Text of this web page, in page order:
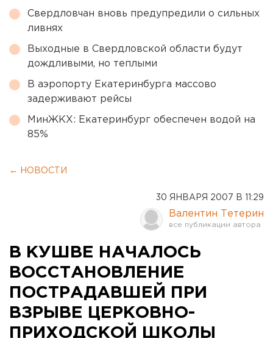
Свердловчан вновь предупредили о сильных
ливнях
Выходные в Свердловской области будут
дождливыми, но теплыми
В аэропорту Екатеринбурга массово
задерживают рейсы
МинЖКХ: Екатеринбург обеспечен водой на
85%
← НОВОСТИ
30 ЯНВАРЯ 2007 В 11:29
Валентин Тетерин
В КУШВЕ НАЧАЛОСЬ
ВОССТАНОВЛЕНИЕ
ПОСТРАДАВШЕЙ ПРИ
ВЗРЫВЕ ЦЕРКОВНО-
ПРИХОДСКОЙ ШКОЛЫ